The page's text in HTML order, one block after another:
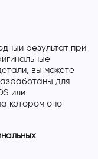
результат при
вы можете
для
или
котором оно